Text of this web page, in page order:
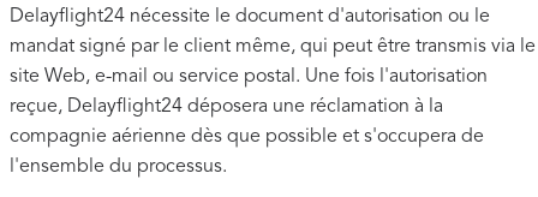
Delayflight24 nécessite le document d'autorisation ou le
mandat signé par le client même, qui peut être transmis via le
site Web, e-mail ou service postal. Une fois l'autorisation
reçue, Delayflight24 déposera une réclamation à la
compagnie aérienne dès que possible et s'occupera de
l'ensemble du processus.